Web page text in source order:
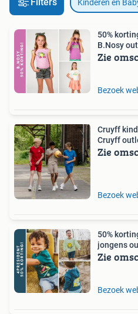
Kinderen en
50%
B.Nosy
Zie
Bezoek
Cruyff
Cruyff
Zie
Bezoek
50%
jongens
Zie
Bezoek